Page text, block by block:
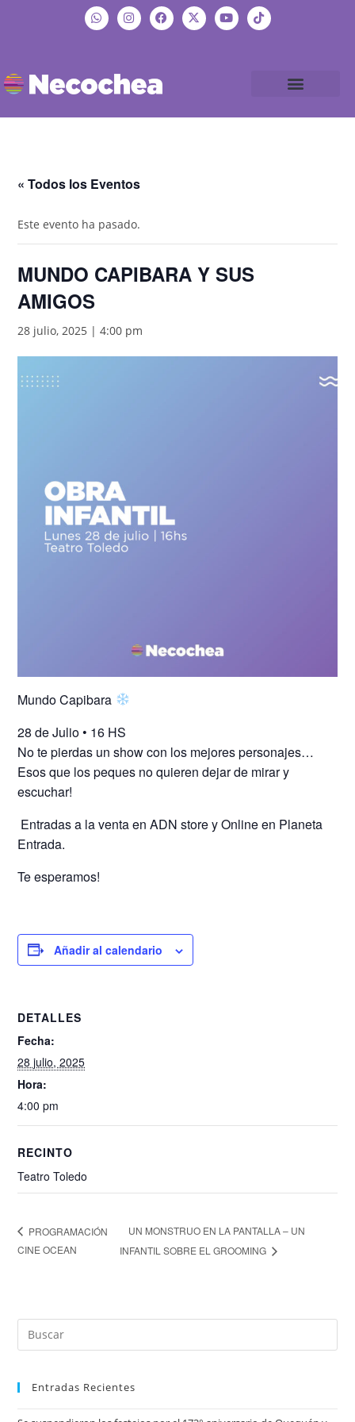
« Todos los Eventos
Este evento ha pasado.
MUNDO CAPIBARA Y SUS
AMIGOS
28 julio, 2025 | 4:00 pm
Mundo Capibara
28 de Julio • 16 HS
No te pierdas un show con los mejores personajes…
Esos que los peques no quieren dejar de mirar y
escuchar!
️ Entradas a la venta en ADN store y Online en Planeta
Entrada.
Te esperamos!
Añadir al calendario
DETALLES
Fecha:
28 julio, 2025
Hora:
4:00 pm
RECINTO
Teatro Toledo
PROGRAMACIÓN
CINE OCEAN
UN MONSTRUO EN LA PANTALLA – UN
INFANTIL SOBRE EL GROOMING
Entradas Recientes